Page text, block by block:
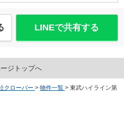
LINEで共有する
ジトップへ
クローバー > 物件一覧 > 東武ハイライン第